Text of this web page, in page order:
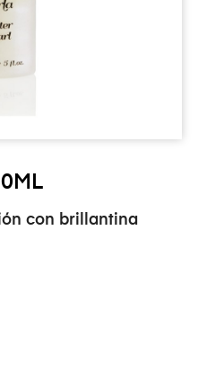
con brillantina